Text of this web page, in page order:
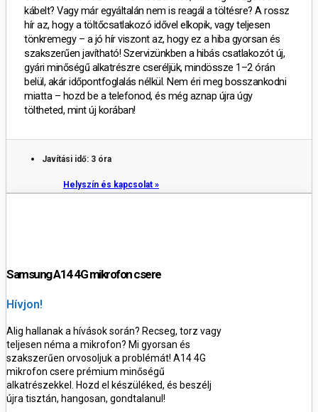
kábelt? Vagy már egyáltalán nem is reagál a töltésre? A rossz
hír az, hogy a töltőcsatlakozó idővel elkopik, vagy teljesen
tönkremegy – a jó hír viszont az, hogy ez a hibagyorsan és
szakszerűen javítható! Szervizünkben a hibás csatlakozót új,
gyári minőségű alkatrészre cseréljük, mindössze 1–2 órán
belül, akár időpontfoglalás nélkül. Nem éri meg bosszankodni
miatta – hozd be a telefonod, és még aznap újra úgy
töltheted, mint új korában!
Javítási idő: 3 óra
Helyszín és kapcsolat »
Samsung A14 4G mikrofon csere
Hívjon!
Alig hallanak a hívások során? Recseg, torz vagy
teljesen néma a mikrofon? Mi gyorsan és
szakszerűen orvosoljuk a problémát! A14 4G
mikrofon csere prémium minőségű
alkatrészekkel. Hozd el készüléked, és beszélj
újra tisztán, hangosan, gondtalanul!